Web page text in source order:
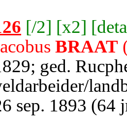
[/2] [x2] [
BRAAT
ged.
sep. 1893 (64